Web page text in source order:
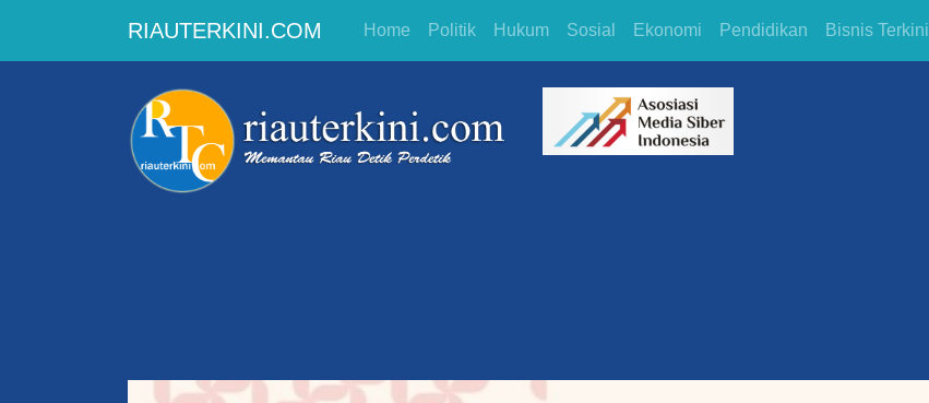
RIAUTERKINI.COM Home Politik Hukum Sosial Ekonomi Pendidikan Bisnis Terkini